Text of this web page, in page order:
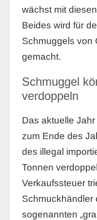
wächst mit
Beides wird für
Schmuggels von
gemacht.
Schmuggel
verdoppeln
Das aktuelle
zum Ende des
des illegal
Tonnen
Verkaufssteuer
Schmuckhändler
sogenannten